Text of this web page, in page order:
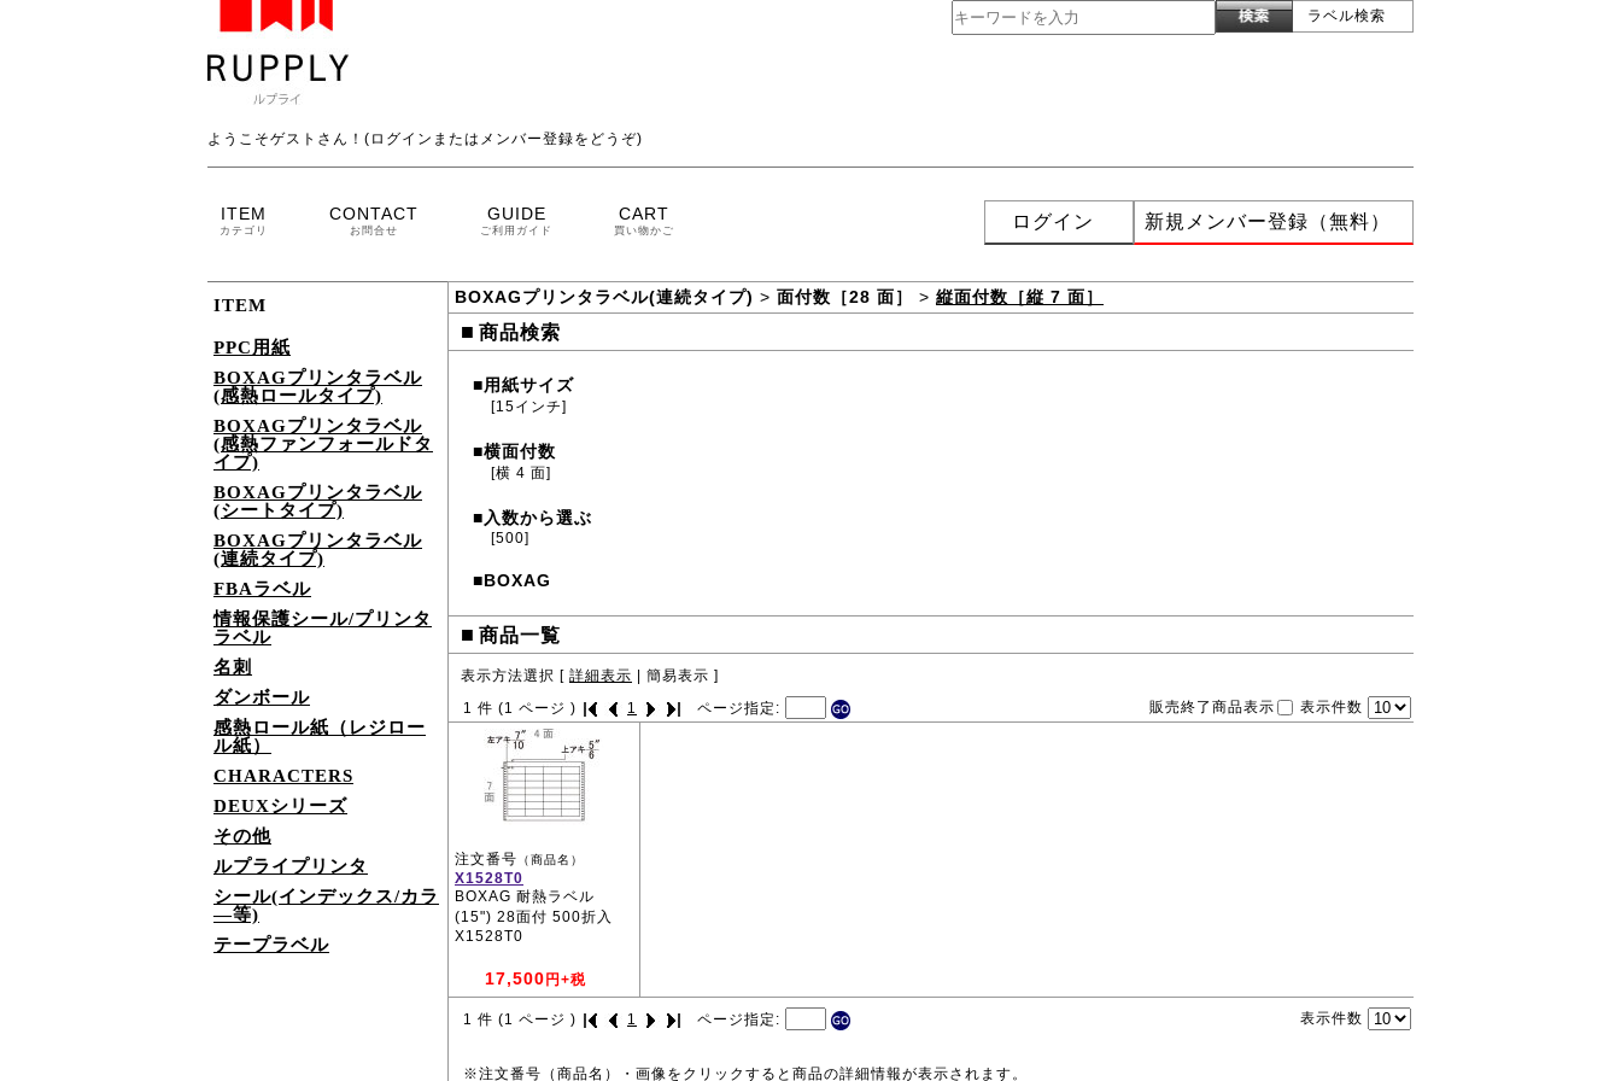
ラベル検索
ようこそゲストさん！(ログインまたはメンバー登録をどうぞ)
ITEM
カテゴリ
CONTACT
お問合せ
GUIDE
ご利用ガイド
CART
買い物かご ログイン 新規メンバー登録（無料）
ITEM
PPC用紙
BOXAGプリンタラベル
(感熱ロールタイプ)
BOXAGプリンタラベル
(感熱ファンフォールドタ
イプ)
BOXAGプリンタラベル
(シートタイプ)
BOXAGプリンタラベル
(連続タイプ)
FBAラベル
情報保護シール/プリンタ
ラベル
名刺
ダンボール
感熱ロール紙（レジロー
ル紙）
CHARACTERS
DEUXシリーズ
その他
ルプライプリンタ
シール(インデックス/カラ
―等)
テープラベル
BOXAGプリンタラベル(連続タイプ) > 面付数［28 面］ > 縦面付数［縦 7 面］
■ 商品検索
■用紙サイズ
[15インチ]
■横面付数
[横 4 面]
■ 入数から選ぶ
[500]
■BOXAG
■ 商品一覧
表示方法選択 [ 詳細表示 簡易表示 ]
1 件 (1 ページ ) 1 ページ指定: 販売終了商品表示 表示件数
注文番号 （商品名）
X1528T0
BOXAG 耐熱ラベル
(15") 28面付 500折入
X1528T0
17,500 円+税
1 件 (1 ページ ) 1 ページ指定: 表示件数
※注文番号（商品名）・画像をクリックすると商品の詳細情報が表示されます。